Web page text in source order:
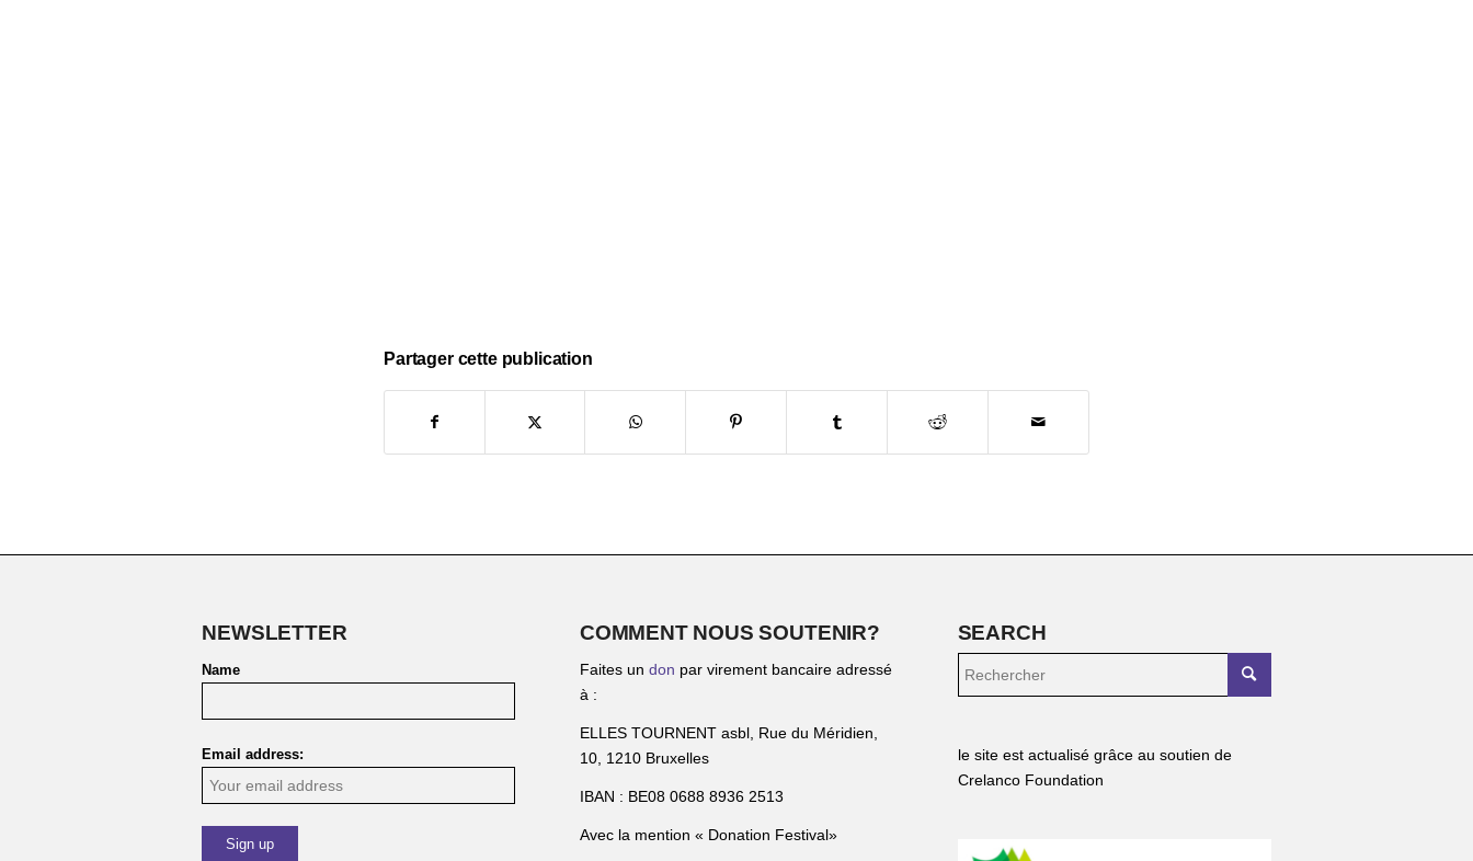
Partager cette publication
NEWSLETTER
Name
Email address:
COMMENT NOUS SOUTENIR?
Faites un don par virement bancaire adressé
à :
ELLES TOURNENT asbl, Rue du Méridien,
10, 1210 Bruxelles
IBAN : BE08 0688 8936 2513
Avec la mention « Donation Festival»
SEARCH
le site est actualisé grâce au soutien de
Crelanco Foundation